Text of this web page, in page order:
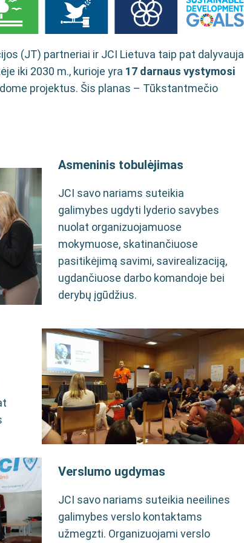
(JT) partneriai ir JCI Lietuva taip pat dalyvauja
iki 2030 m., kurioje yra 17 darnaus vystymosi
projektus. Šis planas – Tūkstantmečio
Asmeninis tobulėjimas
JCI savo nariams suteikia
galimybes ugdyti lyderio savybes
nuolat organizuojamuose
mokymuose, skatinančiuose
pasitikėjimą savimi, savirealizaciją,
ugdančiuose darbo komandoje bei
derybų įgūdžius.
Verslumo ugdymas
JCI savo nariams suteikia neeilines
galimybes verslo kontaktams
užmegzti. Organizuojami verslo